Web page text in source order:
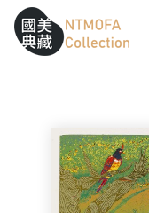
跳到中間主要內容區
網站導覽
:::